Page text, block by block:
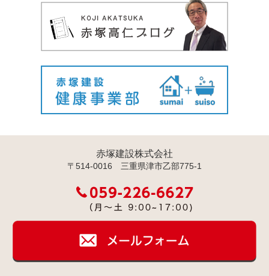
赤塚建設株式会社
〒514-0016 三重県津市乙部775-1